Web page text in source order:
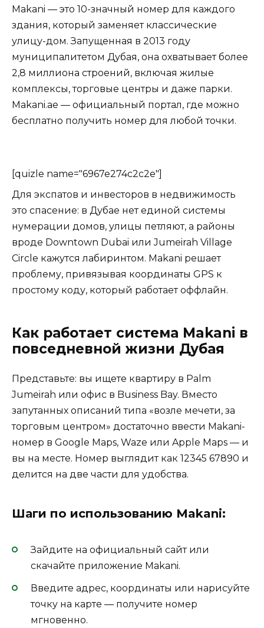
Makani — это 10-значный номер для каждого
здания, который заменяет классические
улицу-дом. Запущенная в 2013 году
муниципалитетом Дубая, она охватывает более
2,8 миллиона строений, включая жилые
комплексы, торговые центры и даже парки.
Makani.ae — официальный портал, где можно
бесплатно получить номер для любой точки.
[quizle name="6967e274c2c2e"]
Для экспатов и инвесторов в недвижимость
это спасение: в Дубае нет единой системы
нумерации домов, улицы петляют, а районы
вроде Downtown Dubai или Jumeirah Village
Circle кажутся лабиринтом. Makani решает
проблему, привязывая координаты GPS к
простому коду, который работает оффлайн.
Как работает система Makani в
повседневной жизни Дубая
Представьте: вы ищете квартиру в Palm
Jumeirah или офис в Business Bay. Вместо
запутанных описаний типа «возле мечети, за
торговым центром» достаточно ввести Makani-
номер в Google Maps, Waze или Apple Maps — и
вы на месте. Номер выглядит как 12345 67890 и
делится на две части для удобства.
Шаги по использованию Makani:
Зайдите на официальный сайт или
скачайте приложение Makani.
Введите адрес, координаты или нарисуйте
точку на карте — получите номер
мгновенно.